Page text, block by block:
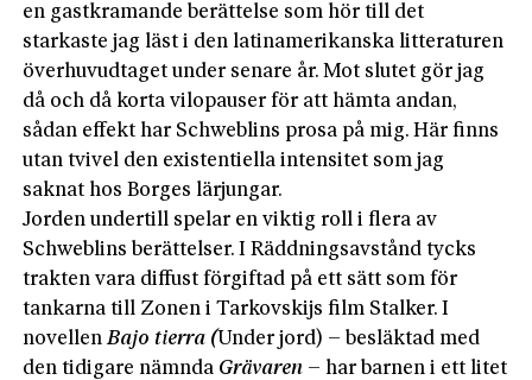
en gastkramande berättelse som hör till det
starkaste jag läst i den latinamerikanska litteraturen
överhuvudtaget under senare år. Mot slutet gör jag
då och då korta vilopauser för att hämta andan,
sådan effekt har Schweblins prosa på mig. Här finns
utan tvivel den existentiella intensitet som jag
saknat hos Borges lärjungar.
Jorden undertill spelar en viktig roll i flera av
Schweblins berättelser. I Räddningsavstånd tycks
trakten vara diffust förgiftad på ett sätt som för
tankarna till Zonen i Tarkovskijs film Stalker. I
novellenBajo tierra (Under jord) – besläktad med
den tidigare nämnda Grävaren – har barnen i ett litet